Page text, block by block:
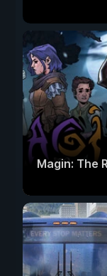
Magin: The